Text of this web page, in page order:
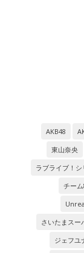
AKB48
東山奈央
ラブライブ！シ
チー
さいたまスー
ジェフユ